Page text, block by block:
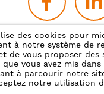
des cookies pour
à notre système de
de vous proposer des
vous avez mis
à parcourir notre
notre utilisation
Privacybeleid